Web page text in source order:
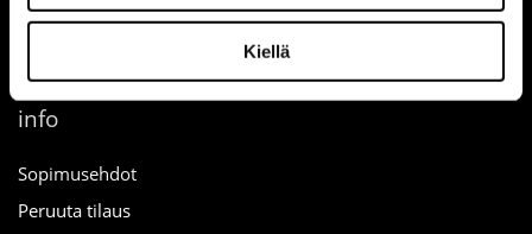
Kiellä
info
Sopimusehdot
Peruuta tilaus